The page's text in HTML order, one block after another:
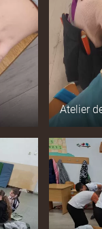
Atelier